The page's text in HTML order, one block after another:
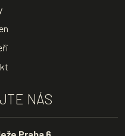
NÁS